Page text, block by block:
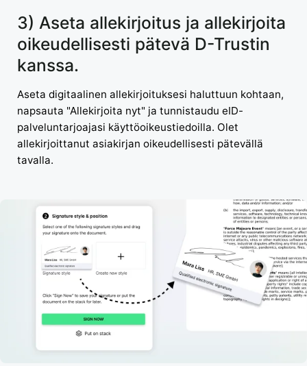
3) Aseta allekirjoitus ja allekirjoita
oikeudellisesti pätevä D-Trustin
kanssa.
Aseta digitaalinen allekirjoituksesi haluttuun kohtaan,
napsauta "Allekirjoita nyt" ja tunnistaudu eID-
palveluntarjoajasi käyttöoikeustiedoilla. Olet
allekirjoittanut asiakirjan oikeudellisesti pätevällä
tavalla.